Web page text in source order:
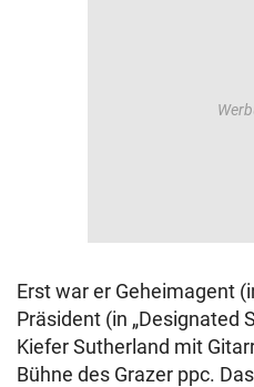
Erst war er Geheimagent
Präsident (in „Designated
Kiefer Sutherland mit
Bühne des Grazer ppc.